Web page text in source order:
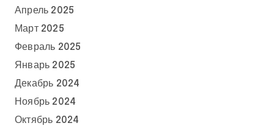
Апрель 2025
Март 2025
Февраль 2025
Январь 2025
Декабрь 2024
Ноябрь 2024
Октябрь 2024